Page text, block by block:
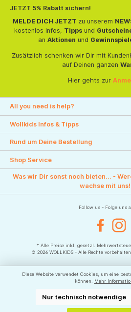
JETZT 5% Rabatt sichern!
MELDE DICH JETZT zu unserem
kostenlos Infos, Tippsund
an Aktionen und
Zusätzlich schenken wir Dir mit
auf Deinen ganzen
Hier gehts zur
All you need is help?
Wollkids Infos & Tipps
Rund um Deine Bestellung
Shop Service
Was wir Dir sonst noch bieten... -
wachse mit uns!
Follow us - Folge uns
FacebookInstagram
* Alle Preise inkl. gesetzl.
© 2026 WOLLKIDS - Alle Rechte
Diese Website verwendet Cookies, um eine
können.
Mehr
Nur technisch notwendige